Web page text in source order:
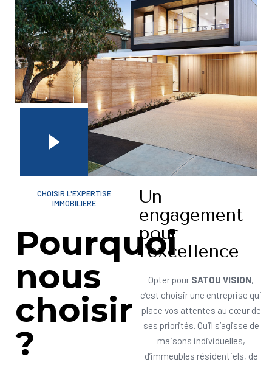
CHOISIR L'EXPERTISE
IMMOBILIERE
Pourquoi
nous
choisir
?
Un
engagement
pour
l'excellence
Opter pour SATOU VISION,
c’est choisir une entreprise qui
place vos attentes au cœur de
ses priorités. Qu’il s’agisse de
maisons individuelles,
d’immeubles résidentiels, de